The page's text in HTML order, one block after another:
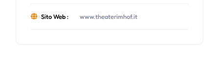
Sito Web : www.theaterimhof.it